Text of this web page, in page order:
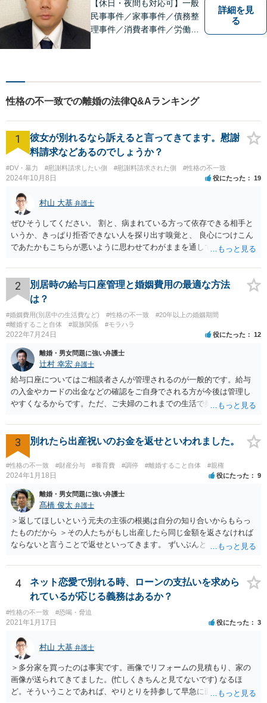
【休日・夜間も対応可】一般
民事事件／家事事件／債務整
理事件／消費者事件／労働事
を抱え込まず、まずは一度ご
相談ください！
詳細を見
る
性格の不一致での離婚の法律Q&Aランキング
1
彼女が別れるなら訴えると言ってきてます。慰謝
料請求などあるのでしょうか？
#DV・暴力 #慰謝料請求したい側 #慰謝料請求された側 #性格の不一致
2024年10月8日 役にたった 19
村山 大基 弁護士
ぜひそうしてください。 割と、病まれている方って依存できる相手と
いうか、きっぱり拒否できない人を探り出す嗅覚と、 良心につけこん
であたかもこちらが悪いように思わせてわがままを通してくる力がす
いのがおすすめです。 二人だけの密室で好き勝手していても、割と弁
護士とか警察が関与すると しゅんとする人が多いです。
2
別居時の給与口座管理と婚姻費用の最適な方法
は？
#婚姻費用(別居中の生活費など) #性格の不一致
#20年以上の婚姻期間
#離婚すること自体
#親族関係 #モラハラ
2022年7月24日 役にたった 12
離婚・男女問題に強い弁護士
辻村 幸宏 弁護士
給与口座についてはご相談者さんが管理されるのが一般的です。給与
の入金やカードの出金などの確認をご自身でされる方が今後は管理し
やすくなるからです。ただ、ご夫婦のこれまでの生活で奥様が管理さ
しても構わないとは思います。 隠し財産といっても、収入は給与だけ
で隠しようがないでしょうし、今わかっていない財産がないのであれ
ば別居後に新たな財産ができてもお互いに分与を主張できないことに
はなりますので杞憂ということになろうかと思います。 婚姻費用を渡
さないというおそれを奥様が抱くのはやむない面もあるとは思います
が、ここは信じていただくしかないですし、婚姻費用の金額の合意が
できるかどうかの方が重要だと思います（合意できなれば納得した金
額をもらえないという意味では、奥様の不満は残るからです）。 特別
経費という問題はあるのですが、一般には、収入から婚姻費用は定め
られ、全ての生活費が入っていると見ます。奥様の利益のために支払
っている費用については、婚姻費用から引くことも相当だと思いま
3 別れたら出産祝いのお金を返せといわれました。
#性格の不一致 #財産分与 #養育費 #調停 #離婚すること自体 #親権
2024年1月18日 役にたった 9
離婚・男女問題に強い弁護士
髙橋 俊太 弁護士
＞返してほしいという元夫の主張の根拠は自分の知り合いからもらっ
たものだから ＞その人たちがもし出産したら同じ金額を返さなければ
ならないと言うことで返せといってきます。 ずいぶんとトリッキーな
さなければならない】ということですが、元夫がご友人に出産祝いを
贈る場合、その意味合いは贈与・お祝いであって返礼（≒内祝い）で
はないはずです。（というより、返礼義務履行のような意味合いだと
したら、出産祝いを受け取る側も気持ちの問題として嫌なのではない
でしょうか。） いずれにしましても、貴方に返還義務はないので応じ
る必要はありません。あまりにしつこいようであれば、弁護士から内
容証明などで通知すれば止まるのではないかと思います。
4
ネット恋愛で別れる時、ローンの支払いを求めら
れているが応じる義務はあるか？
#性格の不一致 #恐喝・脅迫
2021年1月17日 役にたった 3
村山 大基 弁護士
＞多分家を買ったのは事実です。画像でリフォームの見積もり、家の
画像が送られてきてました。(忙しくきちんと見てないです) なるほ
ど。そういうことであれば、やりとりを持参して早急に面談相談に行